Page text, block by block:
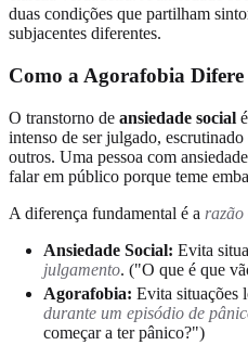
duas condições que partilham
subjacentes diferentes.
Como a Agorafobia Difere
O transtorno de ansiedade social
intenso de ser julgado,
outros. Uma pessoa com
falar em público porque teme
A diferença fundamental é a razão
Ansiedade Social: Evita
julgamento. ("O que é que
Agorafobia: Evita situações
durante um episódio de
começar a ter pânico?")